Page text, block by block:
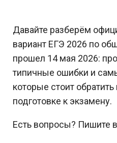
Давайте разберём
вариант ЕГЭ 2026 по
прошел 14 мая 2026:
типичные ошибки и
которые стоит
подготовке к экзамену.
Есть вопросы? Пишите